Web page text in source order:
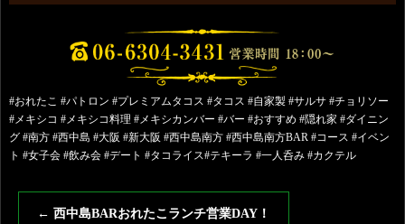
#おれたこ #パトロン #プレミアムタコス #タコス #自家製 #サルサ #チョリソー
#メキシコ #メキシコ料理 #メキシカンバー #バー #おすすめ #隠れ家 #ダイニン
グ #南方 #西中島 #大阪 #新大阪 #西中島南方 #西中島南方BAR #コース #イベン
ト #女子会 #飲み会 #デート #タコライス#テキーラ #一人呑み #カクテル
← 西中島BARおれたこランチ営業DAY！